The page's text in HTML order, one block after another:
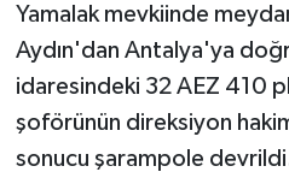
Yamalak mevkiinde
Aydın'dan Antalya'ya
idaresindeki 32 AEZ 410
şoförünün direksiyon
sonucu şarampole